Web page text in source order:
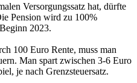
Versorgungssatz hat, dürfte
Pension wird zu 100%
2023.
100 Euro Rente, muss man
Man spart zwischen 3-6 Euro
je nach Grenzsteuersatz.